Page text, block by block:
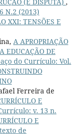
N.2 (2013)
XXI: TENSÕES E
A APROPRIAÇÃO
EDUCAÇÃO DE
do Currículo: Vol.
Ferreira de
E
v. 13 n.
E
de